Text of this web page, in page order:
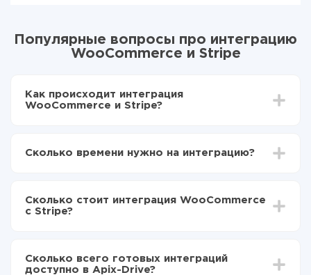
Популярные вопросы про интеграцию
WooCommerce и Stripe
Как происходит интеграция
WooCommerce и Stripe?
Выбираете какие данные передавать из
передаваться из WooCommerce в Stripe
Сколько времени нужно на интеграцию?
отличаться и составлять от 5-ти до 30-минут. В
среднем настройка занимает 10-15 минут.
Сколько стоит интеграция WooCommerce
с Stripe?
функционал. Вы оплачиваете только количество
Сколько всего готовых интеграций
доступно в Apix-Drive?